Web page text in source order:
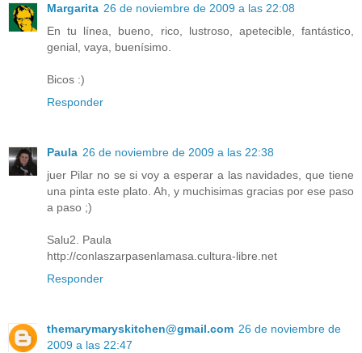
Margarita 26 de noviembre de 2009 a las 22:08
En tu línea, bueno, rico, lustroso, apetecible, fantástico,
genial, vaya, buenísimo.
Bicos :)
Responder
Paula 26 de noviembre de 2009 a las 22:38
juer Pilar no se si voy a esperar a las navidades, que tiene
una pinta este plato. Ah, y muchisimas gracias por ese paso
a paso ;)
Salu2. Paula
http://conlaszarpasenlamasa.cultura-libre.net
Responder
themarymaryskitchen@gmail.com 26 de noviembre de
2009 a las 22:47